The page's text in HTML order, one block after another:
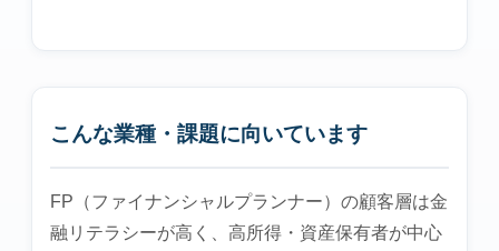
こんな業種・課題に向いています
FP（ファイナンシャルプランナー）の顧客層は金
融リテラシーが高く、高所得・資産保有者が中心